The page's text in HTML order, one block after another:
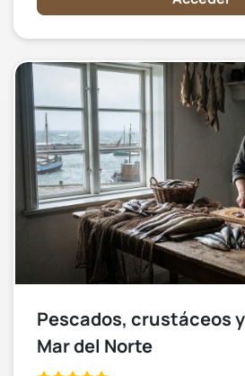
Pescados, crustáceos
Mar del Norte